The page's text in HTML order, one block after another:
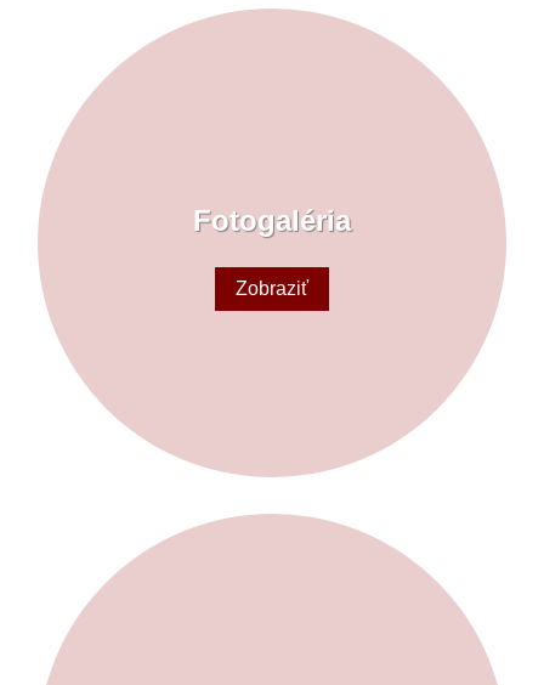
Fotogaléria
Zobraziť